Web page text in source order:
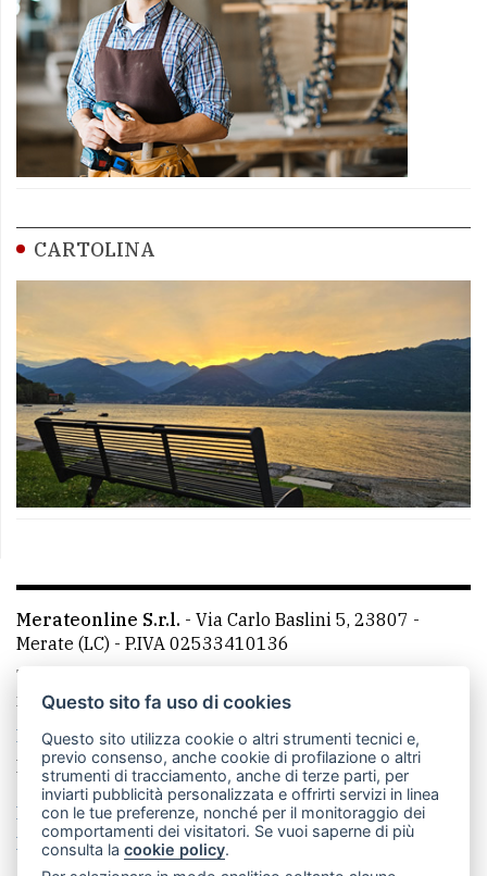
CARTOLINA
Merateonline S.r.l. - Via Carlo Baslini 5, 23807 -
Merate (LC) - P.IVA 02533410136
Telefono:
mail: redazione@leccoonline.com
La redazione
MerateOnline CasateOnline
RSS
Made by VIP
Privacy policy
Cookie policy
Rivedi le tue scelte sui cookie
Questo sito fa uso di cookies
Questo sito utilizza cookie o altri strumenti tecnici e,
previo consenso, anche cookie di profilazione o altri
strumenti di tracciamento, anche di terze parti, per
inviarti pubblicità personalizzata e offrirti servizi in linea
con le tue preferenze, nonché per il monitoraggio dei
comportamenti dei visitatori. Se vuoi saperne di più
consulta lacookie policy.